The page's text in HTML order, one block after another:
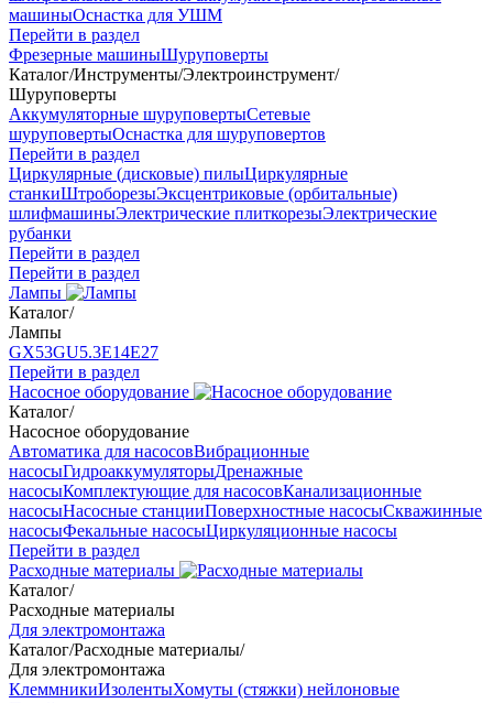
машиныОснастка для УШМ
Перейти в раздел
Фрезерные машиныШуруповерты
Каталог/Инструменты/Электроинструмент/
Шуруповерты
Аккумуляторные шуруповертыСетевые
шуруповертыОснастка для шуруповертов
Перейти в раздел
Циркулярные (дисковые) пилыЦиркулярные
станкиШтроборезыЭксцентриковые (орбитальные)
шлифмашиныЭлектрические плиткорезыЭлектрические
рубанки
Перейти в раздел
Перейти в раздел
Лампы
Каталог/
Лампы
GX53GU5.3Е14Е27
Перейти в раздел
Насосное оборудование
Каталог/
Насосное оборудование
Автоматика для насосовВибрационные
насосыГидроаккумуляторыДренажные
насосыКомплектующие для насосовКанализационные
насосыНасосные станцииПоверхностные насосыСкважинные
насосыФекальные насосыЦиркуляционные насосы
Перейти в раздел
Расходные материалы
Каталог/
Расходные материалы
Для электромонтажа
Каталог/Расходные материалы/
Для электромонтажа
КлеммникиИзолентыХомуты (стяжки) нейлоновые